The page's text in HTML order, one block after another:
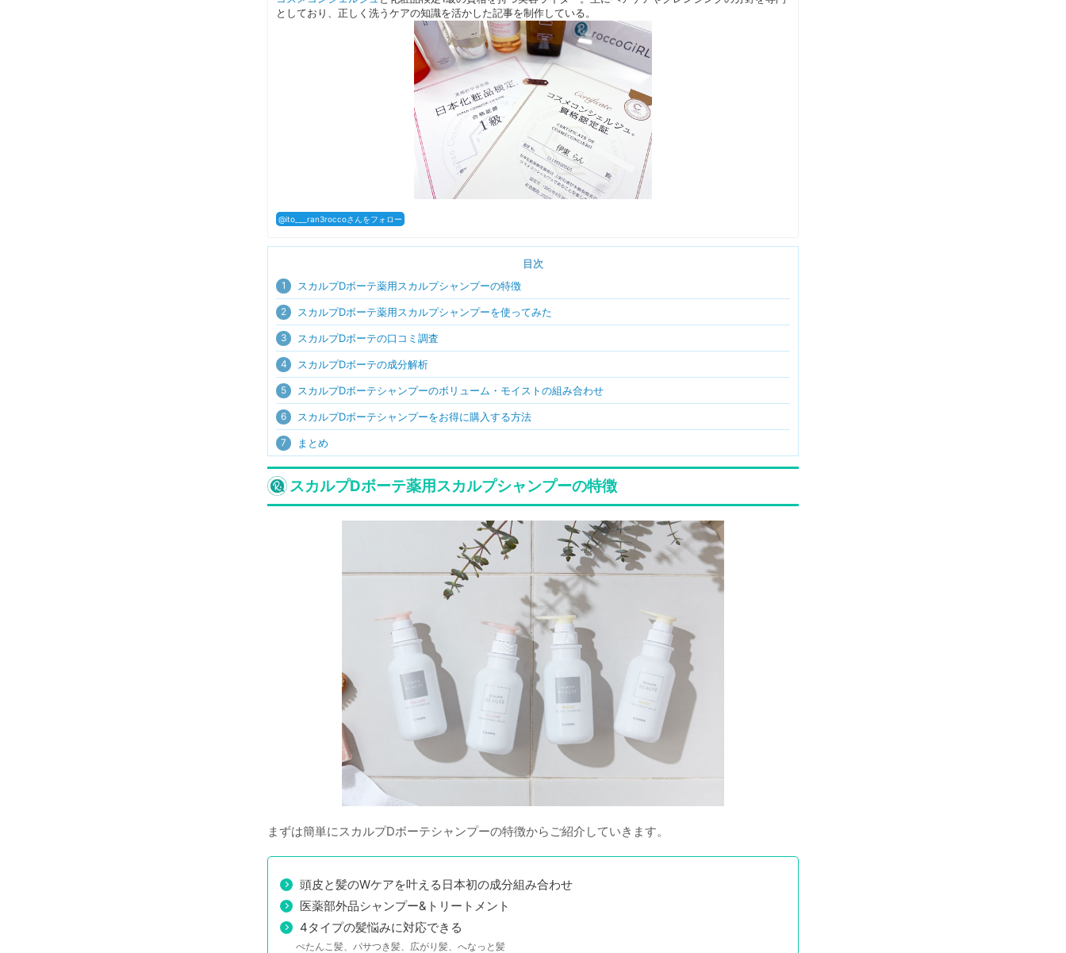
としており、正しく洗うケアの知識を活かした記事を制作している。
@ito___ran3roccoさんをフォロー
目次
1 スカルプDボーテ薬用スカルプシャンプーの特徴
2 スカルプDボーテ薬用スカルプシャンプーを使ってみた
3 スカルプDボーテの口コミ調査
4 スカルプDボーテの成分解析
5 スカルプDボーテシャンプーのボリューム・モイストの組み合わせ
6 スカルプDボーテシャンプーをお得に購入する方法
7 まとめ
スカルプDボーテ薬用スカルプシャンプーの特徴
まずは簡単にスカルプDボーテシャンプーの特徴からご紹介していきます。
頭皮と髪のWケアを叶える日本初の成分組み合わせ
医薬部外品シャンプー&トリートメント
4タイプの髪悩みに対応できる
ぺたんこ髪、パサつき髪、広がり髪、へなっと髪